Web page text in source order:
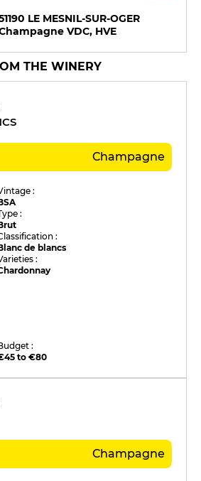
LE MESNIL-SUR-OGER
VDC, HVE
THE WINERY
Champagne
:
:
:
de blancs
:
:
to €80
Champagne